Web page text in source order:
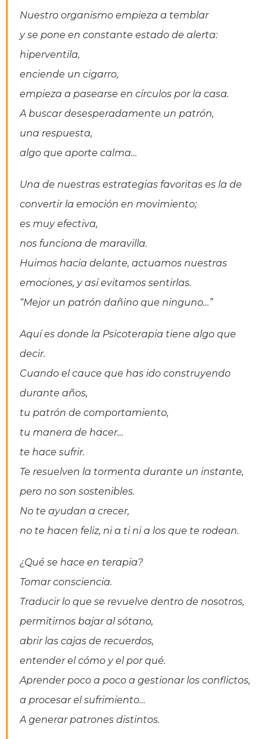
Nuestro organismo empieza a temblar
y se pone en constante estado de alerta:
hiperventila,
enciende un cigarro,
empieza a pasearse en círculos por la casa.
A buscar desesperadamente un patrón,
una respuesta,
algo que aporte calma…
Una de nuestras estrategias favoritas es la de
convertir la emoción en movimiento;
es muy efectiva,
nos funciona de maravilla.
Huimos hacia delante, actuamos nuestras
emociones, y así evitamos sentirlas.
“Mejor un patrón dañino que ninguno…”
Aquí es donde la Psicoterapia tiene algo que
decir.
Cuando el cauce que has ido construyendo
durante años,
tu patrón de comportamiento,
tu manera de hacer…
te hace sufrir.
Te resuelven la tormenta durante un instante,
pero no son sostenibles.
No te ayudan a crecer,
no te hacen feliz, ni a ti ni a los que te rodean.
¿Qué se hace en terapia?
Tomar consciencia.
Traducir lo que se revuelve dentro de nosotros,
permitirnos bajar al sótano,
abrir las cajas de recuerdos,
entender el cómo y el por qué.
Aprender poco a poco a gestionar los conflictos,
a procesar el sufrimiento…
A generar patrones distintos.